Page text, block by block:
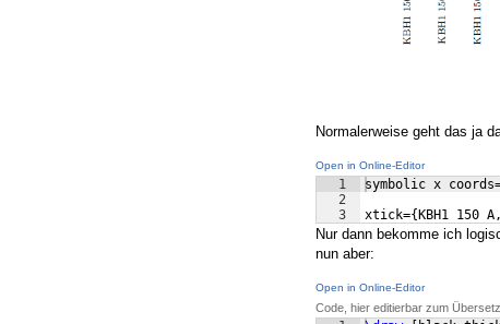
Normalerweise geht das ja
Open in Online-Editor
1
2
3
symbolic x
xtick={KBH1 150
Nur dann bekomme ich
nun aber:
Open in Online-Editor
Code, hier editierbar zum